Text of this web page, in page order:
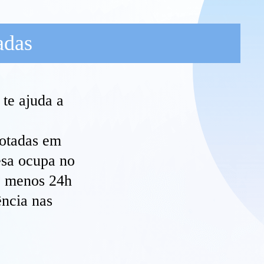
ajuda a
em
ocupa no
24h
nas